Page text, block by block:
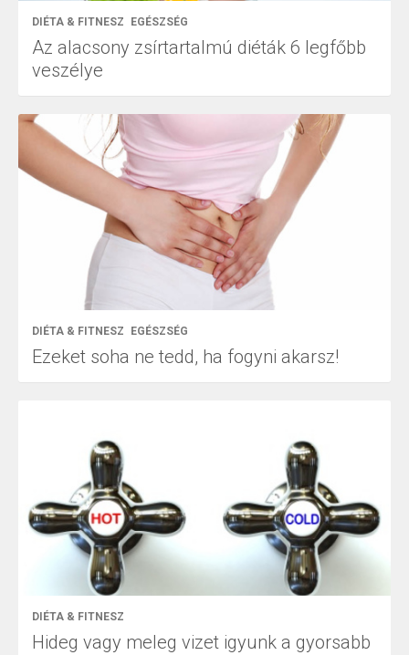
DIÉTA & FITNESZ EGÉSZSÉG
Az alacsony zsírtartalmú diéták 6 legfőbb
veszélye
DIÉTA & FITNESZ EGÉSZSÉG
Ezeket soha ne tedd, ha fogyni akarsz!
DIÉTA & FITNESZ
Hideg vagy meleg vizet igyunk a gyorsabb